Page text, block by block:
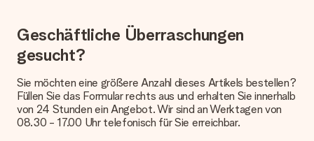
Kundenservice.
Zahlung
Wie kann ich meine Bestellung bezahlen?
Wir bieten die folgenden Zahlungsoptionen an: Vorauskasse
mit normaler Überweisung, Sofortüberweisung, Paypal,
Kreditkarte oder auf Rechnung über Klarna. Bei einer
Geschäftliche Überraschungen
gesucht?
Sie möchten eine größere Anzahl dieses Artikels bestellen?
Füllen Sie das Formular rechts aus und erhalten Sie innerhalb
von 24 Stunden ein Angebot. Wir sind an Werktagen von
08.30 - 17.00 Uhr telefonisch für Sie erreichbar.